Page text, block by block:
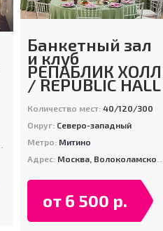
Банкетный зал
и клуб
РЕПАБЛИК ХОЛЛ
/ REPUBLIC HALL
Количество мест: 40/120/300
Округ: Северо-западный
Метро: Митино
Адрес: Москва, Волоколамское шоссе, 124
от 6 500 р.